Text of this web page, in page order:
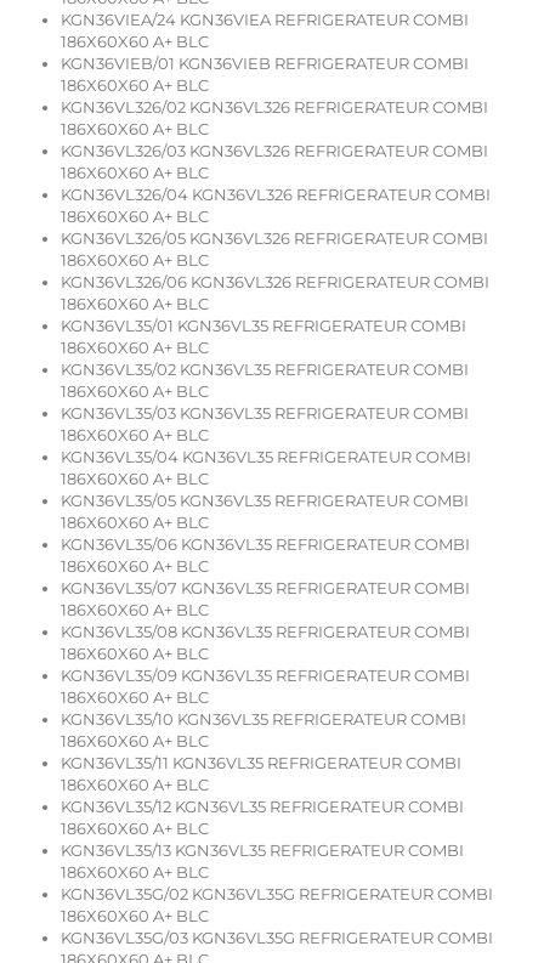
KGN36VIEA/24 KGN36VIEA REFRIGERATEUR COMBI
186X60X60 A+ BLC
KGN36VIEB/01 KGN36VIEB REFRIGERATEUR COMBI
186X60X60 A+ BLC
KGN36VL326/02 KGN36VL326 REFRIGERATEUR COMBI
186X60X60 A+ BLC
KGN36VL326/03 KGN36VL326 REFRIGERATEUR COMBI
186X60X60 A+ BLC
KGN36VL326/04 KGN36VL326 REFRIGERATEUR COMBI
186X60X60 A+ BLC
KGN36VL326/05 KGN36VL326 REFRIGERATEUR COMBI
186X60X60 A+ BLC
KGN36VL326/06 KGN36VL326 REFRIGERATEUR COMBI
186X60X60 A+ BLC
KGN36VL35/01 KGN36VL35 REFRIGERATEUR COMBI
186X60X60 A+ BLC
KGN36VL35/02 KGN36VL35 REFRIGERATEUR COMBI
186X60X60 A+ BLC
KGN36VL35/03 KGN36VL35 REFRIGERATEUR COMBI
186X60X60 A+ BLC
KGN36VL35/04 KGN36VL35 REFRIGERATEUR COMBI
186X60X60 A+ BLC
KGN36VL35/05 KGN36VL35 REFRIGERATEUR COMBI
186X60X60 A+ BLC
KGN36VL35/06 KGN36VL35 REFRIGERATEUR COMBI
186X60X60 A+ BLC
KGN36VL35/07 KGN36VL35 REFRIGERATEUR COMBI
186X60X60 A+ BLC
KGN36VL35/08 KGN36VL35 REFRIGERATEUR COMBI
186X60X60 A+ BLC
KGN36VL35/09 KGN36VL35 REFRIGERATEUR COMBI
186X60X60 A+ BLC
KGN36VL35/10 KGN36VL35 REFRIGERATEUR COMBI
186X60X60 A+ BLC
KGN36VL35/11 KGN36VL35 REFRIGERATEUR COMBI
186X60X60 A+ BLC
KGN36VL35/12 KGN36VL35 REFRIGERATEUR COMBI
186X60X60 A+ BLC
KGN36VL35/13 KGN36VL35 REFRIGERATEUR COMBI
186X60X60 A+ BLC
KGN36VL35G/02 KGN36VL35G REFRIGERATEUR COMBI
186X60X60 A+ BLC
KGN36VL35G/03 KGN36VL35G REFRIGERATEUR COMBI